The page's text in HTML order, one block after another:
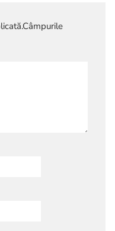
Câmpurile